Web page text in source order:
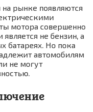
рынке появляются
мотора совершенно
не бензин, а
батареях. Но пока
автомобилям
не могут